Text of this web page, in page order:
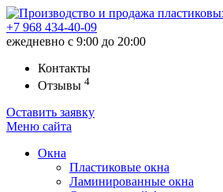
+7 968 434-40-09
ежедневно с 9:00 до 20:00
Контакты
Отзывы 4
Оставить заявку
Меню сайта
Окна
Пластиковые окна
Ламинированные окна